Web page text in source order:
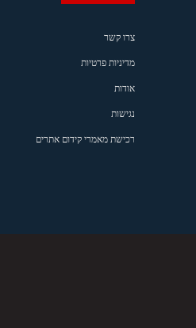
צרו קשר
מדיניות פרטיות
אודות
נגישות
רכישת מאמרי קידום אתרים